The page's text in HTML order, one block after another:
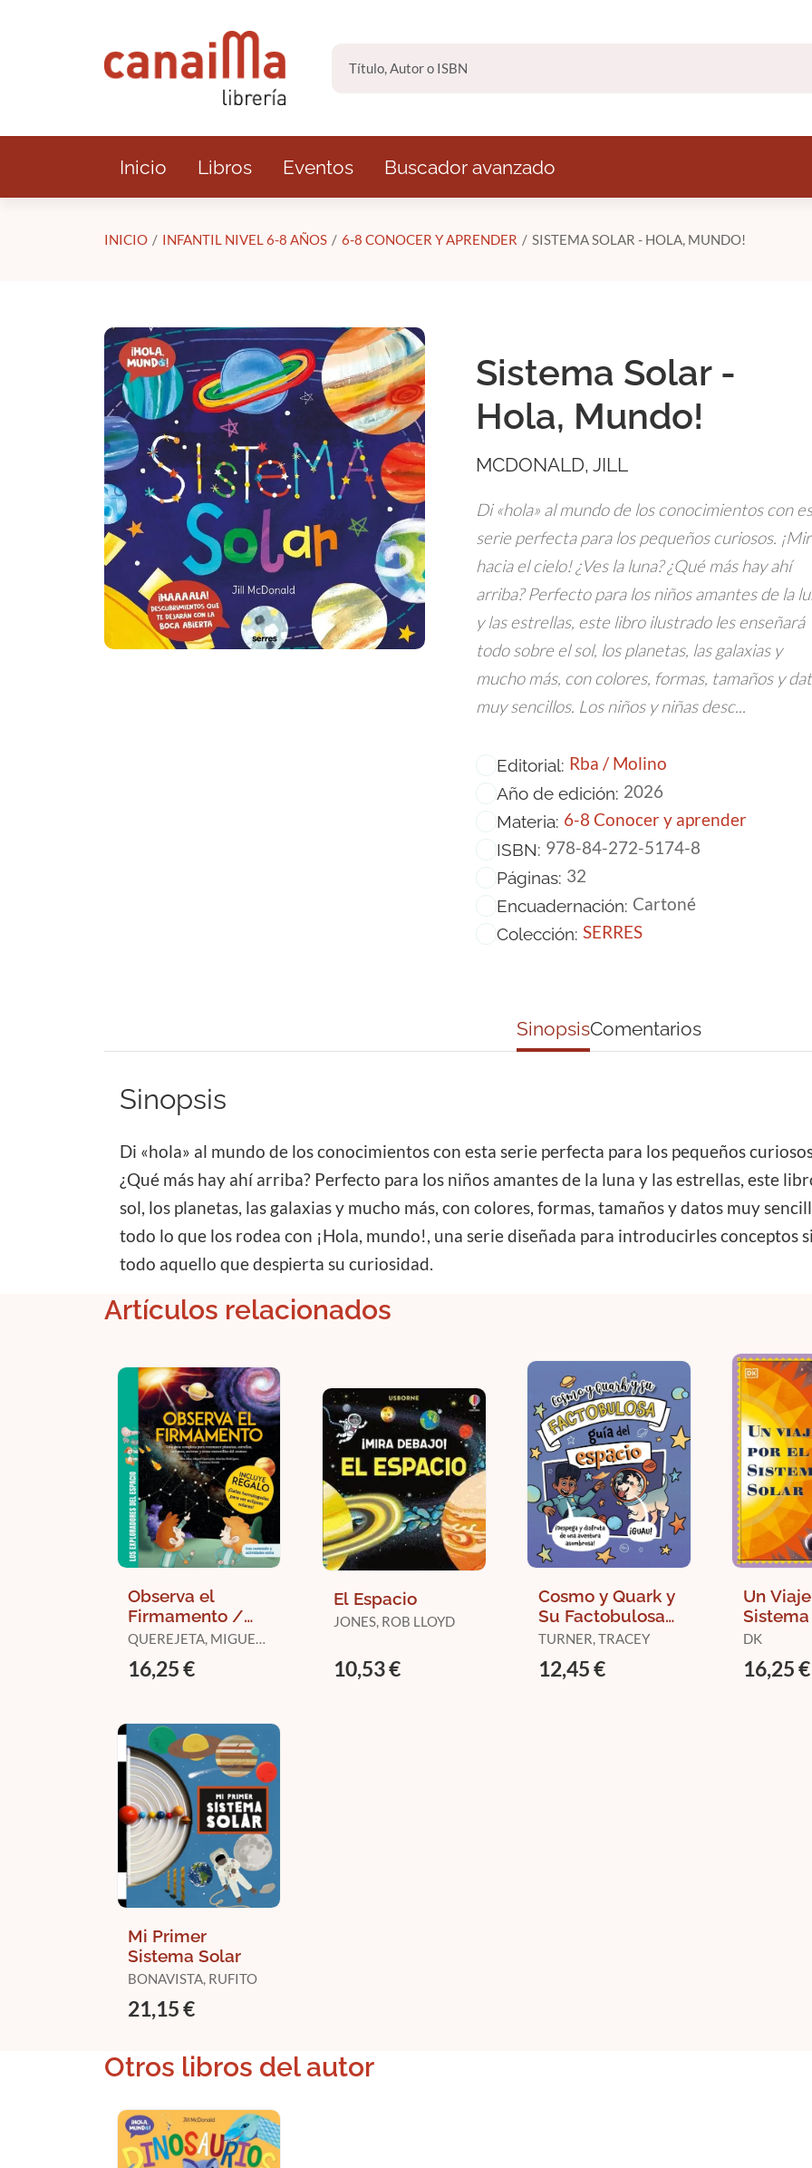
Inicio Libros Eventos Buscador avanzado
INICIO INFANTIL NIVEL 6-8 AÑOS 6-8 CONOCER Y APRENDER SISTEMA SOLAR - HOLA, MUNDO!
Sistema Solar -
Hola, Mundo!
MCDONALD, JILL
Di «hola» al mundo de los conocimientos con
serie perfecta para los pequeños curiosos.
hacia el cielo! ¿Ves la luna? ¿Qué más hay ahí
arriba? Perfecto para los niños amantes de la
y las estrellas, este libro ilustrado les enseñará
todo sobre el sol, los planetas, las galaxias y
mucho más, con colores, formas, tamaños y
muy sencillos. Los niños y niñas desc...
Editorial: Rba / Molino
Año de edición: 2026
Materia: 6-8 Conocer y aprender
ISBN: 978-84-272-5174-8
Páginas: 32
Encuadernación: Cartoné
Colección: SERRES
SinopsisComentarios
Sinopsis
Di «hola» al mundo de los conocimientos con esta serie perfecta para los pequeños
¿Qué más hay ahí arriba? Perfecto para los niños amantes de la luna y las estrellas, este
sol, los planetas, las galaxias y mucho más, con colores, formas, tamaños y datos muy
todo lo que los rodea con ¡Hola, mundo!, una serie diseñada para introducirles conceptos
todo aquello que despierta su curiosidad.
Artículos relacionados
Observa el
Firmamento /
¡Con Gafas para
de Regalo! una
QUEREJETA, MIGUEL
MARINA / ALLER,
16,25 €
El Espacio
JONES, ROB LLOYD
10,53 €
Cosmo y Quark y
Su Factobulosa
Guía del Espacio
TURNER, TRACEY
12,45 €
Un
DK
16,25 €
Mi Primer
Sistema Solar
BONAVISTA, RUFITO
21,15 €
Otros libros del autor